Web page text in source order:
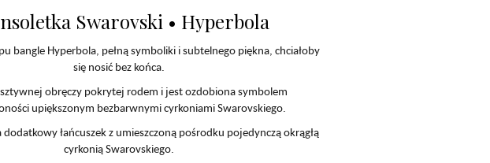
Swarovski • Hyperbola
bangle Hyperbola, pełną symboliki i subtelnego piękna, chciałoby
się nosić bez końca.
obręczy pokrytej rodem i jest ozdobiona symbolem
upiększonym bezbarwnymi cyrkoniami Swarovskiego.
dodatkowy łańcuszek z umieszczoną pośrodku pojedynczą okrągłą
cyrkonią Swarovskiego.